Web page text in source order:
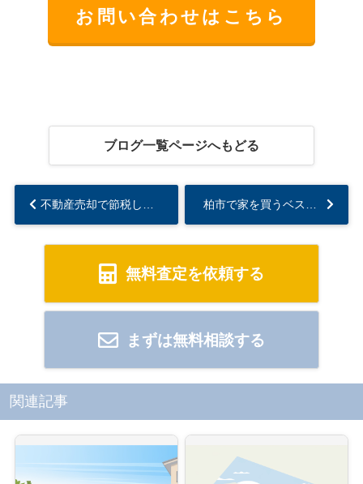
お問い合わせはこちら
ブログ一覧ページへもどる
無料査定を依頼する
まずは無料相談する
関連記事